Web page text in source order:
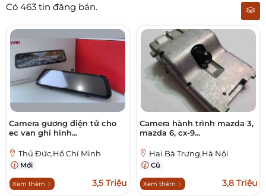
Có 463 tin đăng bán.
Camera gương điện tử cho
ec van ghi hình...
Thủ Đức,Hồ Chí Minh
Mới
Xem thêm 3,5 Triệu
Camera hành trình mazda 3,
mazda 6, cx-9...
Hai Bà Trưng,Hà Nội
Cũ
Xem thêm 3,8 Triệu